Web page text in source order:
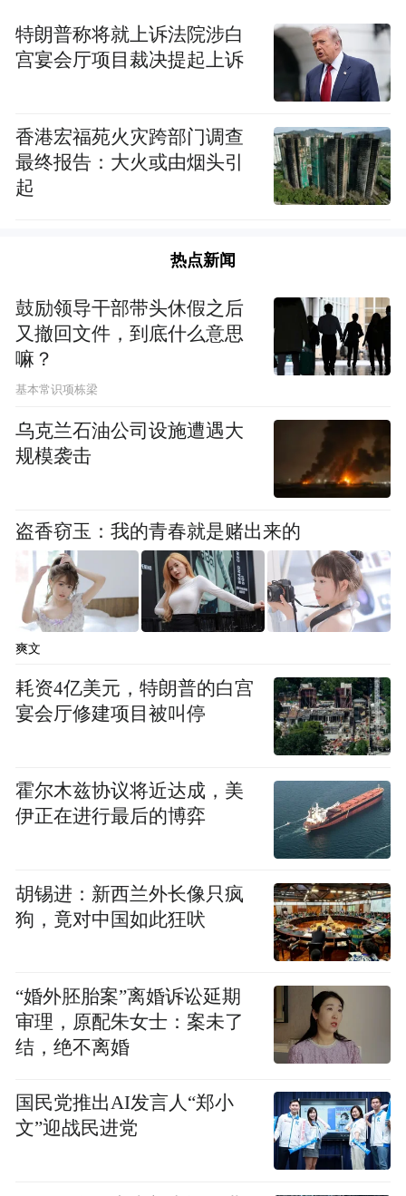
特朗普称将就上诉法院涉白
宫宴会厅项目裁决提起上诉
香港宏福苑火灾跨部门调查
最终报告：大火或由烟头引
起
热点新闻
鼓励领导干部带头休假之后
又撤回文件，到底什么意思
嘛？
基本常识项栋梁
乌克兰石油公司设施遭遇大
规模袭击
盗香窃玉：我的青春就是赌出来的
爽文
耗资4亿美元，特朗普的白宫
宴会厅修建项目被叫停
霍尔木兹协议将近达成，美
伊正在进行最后的博弈
胡锡进：新西兰外长像只疯
狗，竟对中国如此狂吠
“婚外胚胎案”离婚诉讼延期
审理，原配朱女士：案未了
结，绝不离婚
国民党推出AI发言人“郑小
文”迎战民进党